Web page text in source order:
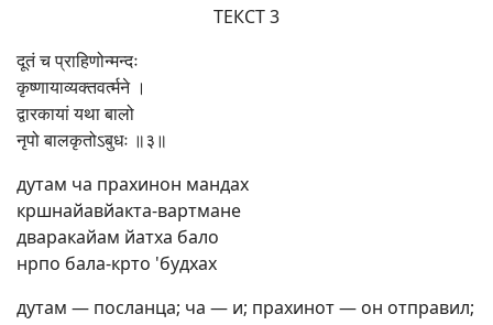
ТЕКСТ 3
दूतं च प्राहिणोन्मन्दः
कृष्णायाव्यक्तवर्त्मने ।
द्वारकायां यथा बालो
नृपो बालकृतोऽबुधः ॥३॥
дутам ча прахинон мандах
кршнайавйакта-вартмане
дваракайам йатха бало
нрпо бала-крто 'будхах
дутам — посланца; ча — и; прахинот — он отправил;